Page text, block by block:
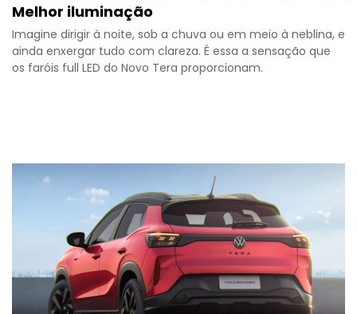
Melhor iluminação
Imagine dirigir à noite, sob a chuva ou em meio à neblina, e
ainda enxergar tudo com clareza. É essa a sensação que
os faróis full LED do Novo Tera proporcionam.